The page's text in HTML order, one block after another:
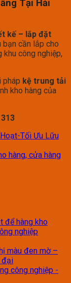
Tại Hải
kế – lắp đặt
cần lắp cho
khu công nghiệp,
kệ trung tải
kho hàng của
Tối Ưu Lữu
hàng, cửa hàng
để hàng kho
nghiệp
màu đen mờ –
đại
công nghiệp -